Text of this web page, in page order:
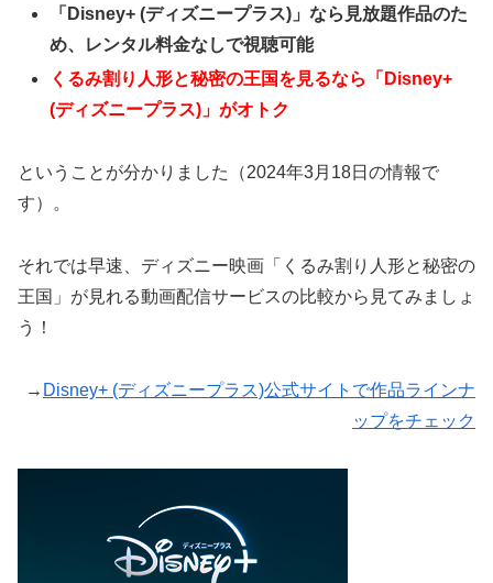
「Disney+ (ディズニープラス)」なら見放題作品のた
め、レンタル料金なしで視聴可能
くるみ割り人形と秘密の王国を見るなら「Disney+
(ディズニープラス)」がオトク
ということが分かりました（2024年3月18日の情報で
す）。
それでは早速、ディズニー映画「くるみ割り人形と秘密の
王国」が見れる動画配信サービスの比較から見てみましょ
う！
→ Disney+ (ディズニープラス)公式サイトで作品ラインナ
ップをチェック